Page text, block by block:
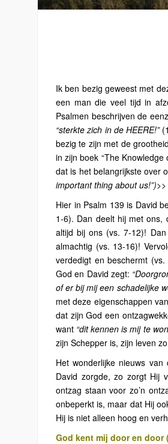
Ik ben bezig geweest met
een man die veel tijd in
Psalmen beschrijven de
“sterkte zich in de HEERE!”
bezig te zijn met de
in zijn boek “The
dat is het belangrijkste over
important thing about us!”)>>
Hier in Psalm 139 is David
1-6). Dan deelt hij met ons,
altijd bij ons (vs. 7-12)!
almachtig (vs. 13-16)!
verdedigt en beschermt
God en David zegt:
of er bij mij een schadelijke
met deze eigenschappen
dat zijn God een
want “dit kennen is mij te
zijn Schepper is, zijn leven
Het wonderlijke nieuws
David zorgde, zo zorgt Hij
ontzag staan voor zo’n
onbeperkt is, maar dat Hij
Hij is niet alleen hoog en
God kent mij door en door